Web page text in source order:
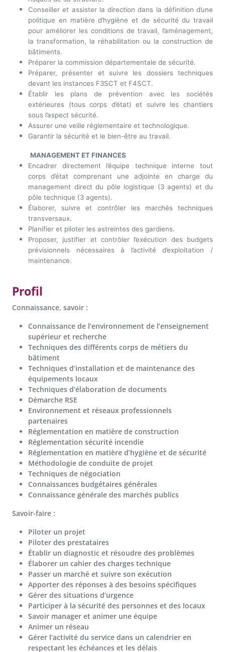
Conseiller et assister la direction dans la définition d’une
politique en matière d’hygiène et de sécurité du travail
pour améliorer les conditions de travail, l’aménagement,
la transformation, la réhabilitation ou la construction de
bâtiments.
Préparer la commission départementale de sécurité.
Préparer, présenter et suivre les dossiers techniques
devant les instances F3SCT et F4SCT.
Établir les plans de prévention avec les sociétés
extérieures (tous corps d’état) et suivre les chantiers
sous l’aspect sécurité.
Assurer une veille réglementaire et technologique.
Garantir la sécurité et le bien-être au travail.
MANAGEMENT ET FINANCES
Encadrer directement l’équipe technique interne tout
corps d’état comprenant une adjointe en charge du
management direct du pôle logistique (3 agents) et du
pôle technique (3 agents).
Élaborer, suivre et contrôler les marchés techniques
transversaux.
Planifier et piloter les astreintes des gardiens.
Proposer, justifier et contrôler l’exécution des budgets
prévisionnels nécessaires à l’activité d’exploitation /
maintenance.
Profil
Connaissance, savoir :
Connaissance de l’environnement de l’enseignement
supérieur et recherche
Techniques des différents corps de métiers du
bâtiment
Techniques d’installation et de maintenance des
équipements locaux
Techniques d’élaboration de documents
Démarche RSE
Environnement et réseaux professionnels
partenaires
Réglementation en matière de construction
Réglementation sécurité incendie
Réglementation en matière d’hygiène et de sécurité
Méthodologie de conduite de projet
Techniques de négociation
Connaissances budgétaires générales
Connaissance générale des marchés publics
Savoir-faire :
Piloter un projet
Piloter des prestataires
Établir un diagnostic et résoudre des problèmes
Élaborer un cahier des charges technique
Passer un marché et suivre son exécution
Apporter des réponses à des besoins spécifiques
Gérer des situations d’urgence
Participer à la sécurité des personnes et des locaux
Savoir manager et animer une équipe
Animer un réseau
Gérer l’activité du service dans un calendrier en
respectant les échéances et les délais